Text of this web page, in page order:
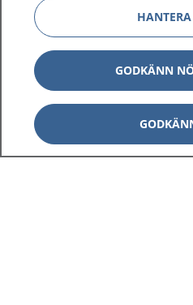
Om 1177
Kontakt
Behandling av personuppgifter
GODKÄNN